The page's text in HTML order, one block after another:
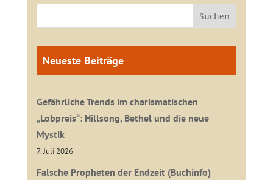
Neueste Beiträge
Gefährliche Trends im charismatischen
„Lobpreis“: Hillsong, Bethel und die neue
Mystik
7. Juli 2026
Falsche Propheten der Endzeit (Buchinfo)